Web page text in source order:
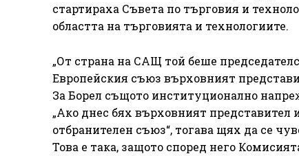
стартираха Съвета по търговия и
областта на търговията и технологиите.
„От страна на САЩ той беше
Европейския съюз върховният
За Борел същото институционално
„Ако днес бях върховният представител
отбранителен съюз“, тогава щях да се
Това е така, защото според него